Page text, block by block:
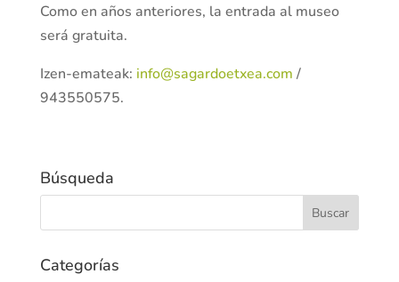
Como en años anteriores, la entrada al museo
será gratuita.
Izen-emateak: info@sagardoetxea.com /
943550575.
Búsqueda
Categorías